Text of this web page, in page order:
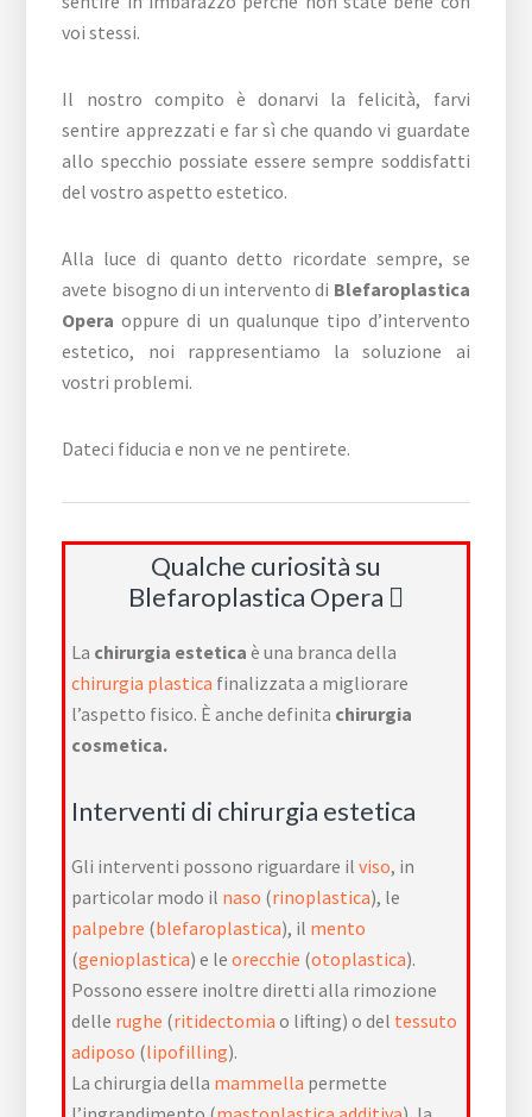
voi stessi.
Il nostro compito è donarvi la felicità, farvi
sentire apprezzati e far sì che quando vi guardate
allo specchio possiate essere sempre soddisfatti
del vostro aspetto estetico.
Alla luce di quanto detto ricordate sempre, se
avete bisogno di un intervento di Blefaroplastica
Opera oppure di un qualunque tipo d’intervento
estetico, noi rappresentiamo la soluzione ai
vostri problemi.
Dateci fiducia e non ve ne pentirete.
Qualche curiosità su
Blefaroplastica Opera
La chirurgia estetica è una branca della
chirurgia plastica finalizzata a migliorare
l’aspetto fisico. È anche definita chirurgia
cosmetica.
Interventi di chirurgia estetica
Gli interventi possono riguardare ilviso, in
particolar modo il naso (rinoplastica), le
palpebre (blefaroplastica), il mento
(genioplastica) e leorecchie (otoplastica).
Possono essere inoltre diretti alla rimozione
delle rughe (ritidectomia o lifting) o del tessuto
adiposo (lipofilling).
La chirurgia della mammella permette